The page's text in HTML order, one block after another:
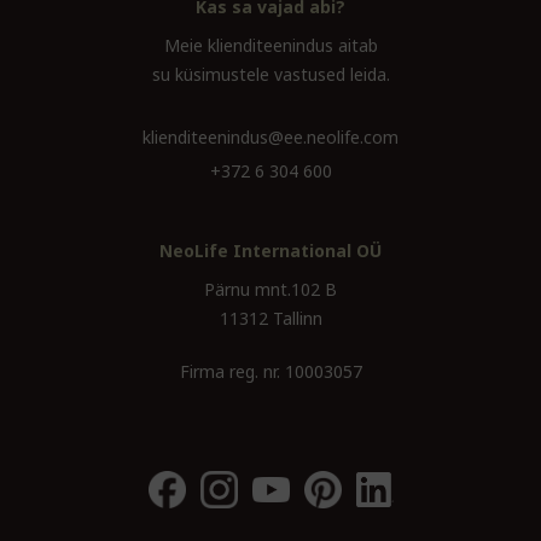
Kas sa vajad abi?
Meie klienditeenindus aitab
su küsimustele vastused leida.
klienditeenindus@ee.neolife.com
+372 6 304 600
NeoLife International OÜ
Pärnu mnt.102 B
11312 Tallinn
Firma reg. nr. 10003057